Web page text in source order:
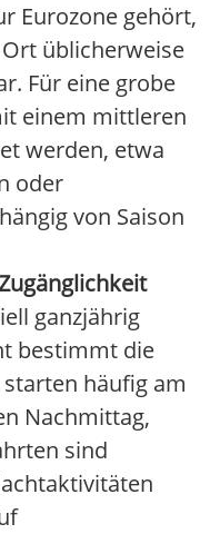
Eurozone gehört,
üblicherweise
Für eine grobe
einem mittleren
werden, etwa
oder
von Saison
ganzjährig
bestimmt die
häufig am
Nachmittag,
sind